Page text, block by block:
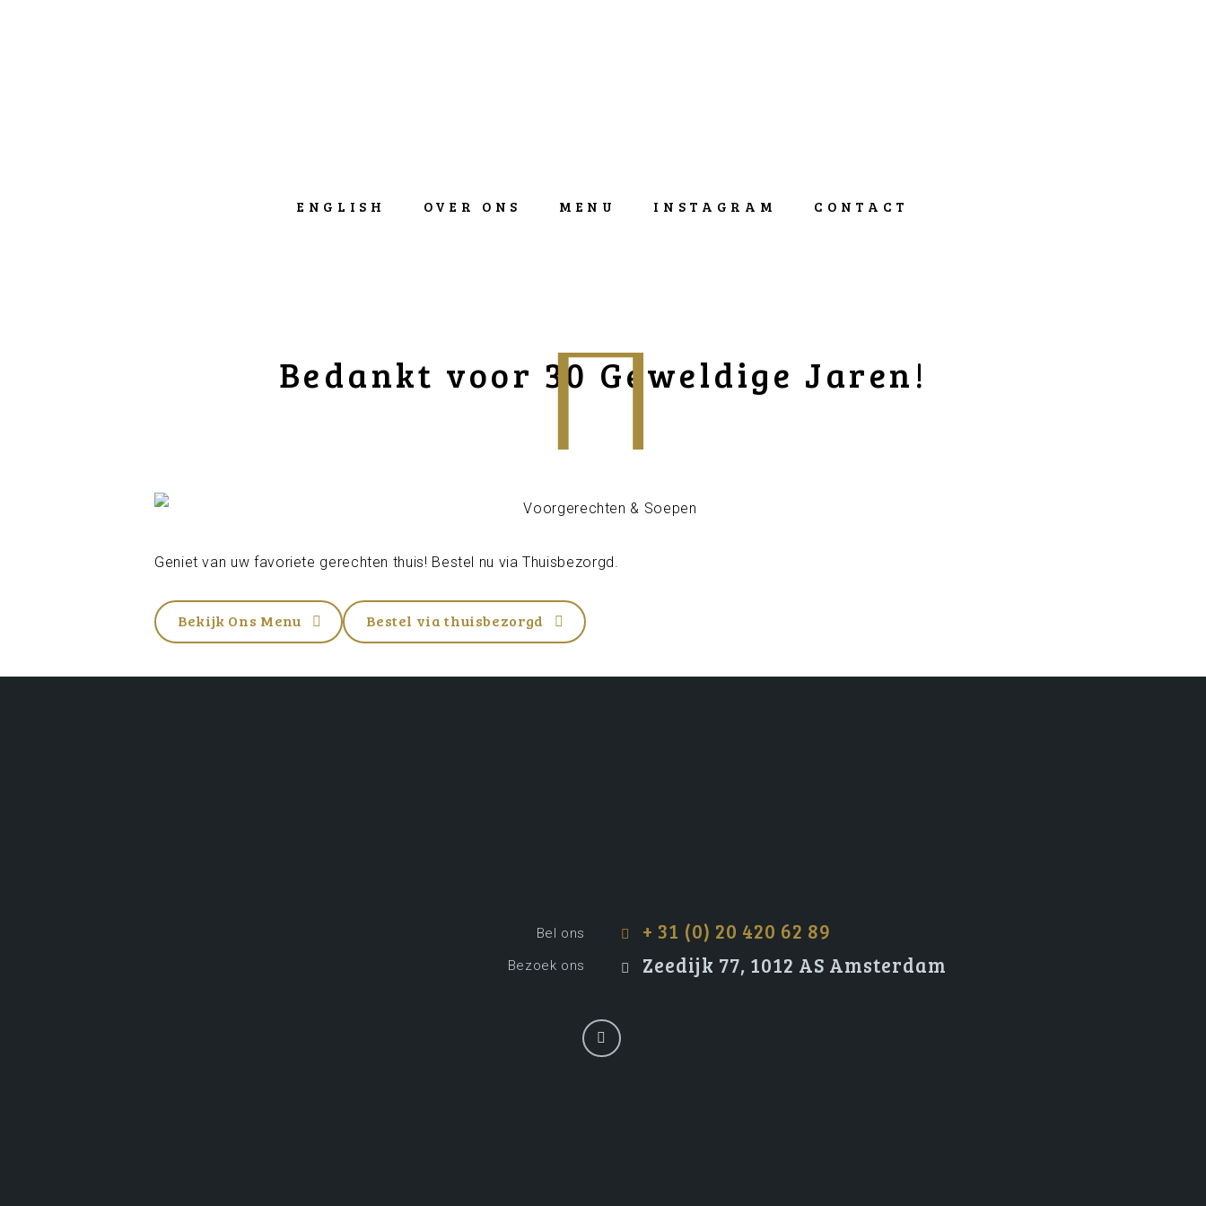
ENGLISH OVER ONS MENU INSTAGRAM CONTACT
Bedankt voor 30 Geweldige Jaren!
Geniet van uw favoriete gerechten thuis! Bestel nu viaThuisbezorgd .
Bekijk Ons Menu Bestel via thuisbezorgd
+ 31 (0) 20 420 62 89
Zeedijk 77, 1012 AS Amsterdam
Bel ons
Bezoek ons